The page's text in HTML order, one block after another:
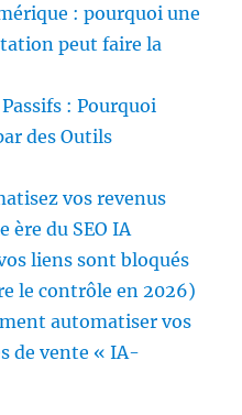
: pourquoi une
peut faire la
: Pourquoi
des Outils
vos revenus
ère du SEO IA
liens sont bloqués
le contrôle en 2026)
automatiser vos
de vente « IA-